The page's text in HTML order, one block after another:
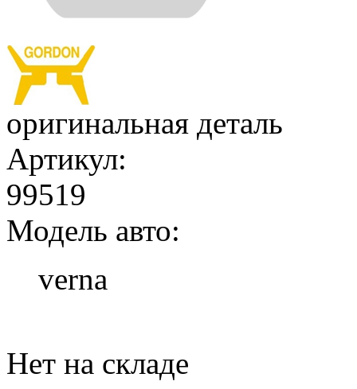
оригинальная деталь
Артикул:
99519
Модель авто:
verna
Нет на складе